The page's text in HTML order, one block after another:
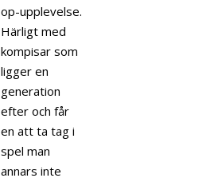
op-upplevelse.
Härligt med
kompisar som
ligger en
generation
efter och får
en att ta tag i
spel man
annars inte